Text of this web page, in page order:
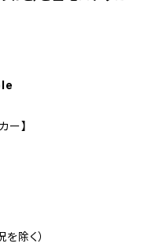
ー】
除く）